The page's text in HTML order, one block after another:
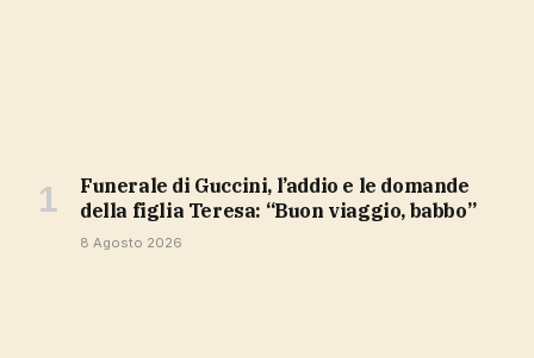
Funerale di Guccini, l’addio e le domande
della figlia Teresa: “Buon viaggio, babbo”
8 Agosto 2026